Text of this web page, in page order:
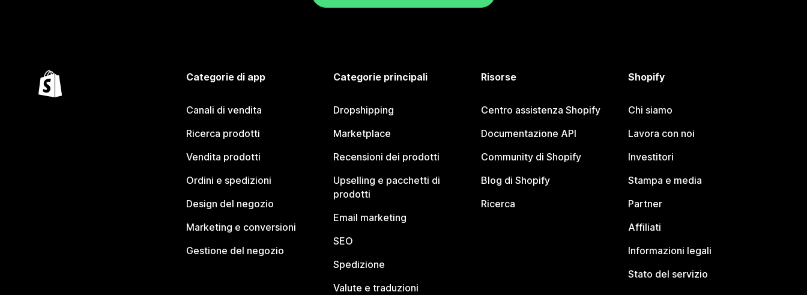
Categorie di app
Canali di vendita
Ricerca prodotti
Vendita prodotti
Ordini e spedizioni
Design del negozio
Marketing e conversioni
Gestione del negozio
Categorie principali
Dropshipping
Marketplace
Recensioni dei prodotti
Upselling e pacchetti di
prodotti
Email marketing
SEO
Spedizione
Valute e traduzioni
Risorse
Centro assistenza Shopify
Documentazione API
Community di Shopify
Blog di Shopify
Ricerca
Shopify
Chi siamo
Lavora con noi
Investitori
Stampa e media
Partner
Affiliati
Informazioni legali
Stato del servizio